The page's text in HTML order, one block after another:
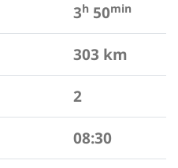
3h 50min
303 km
2
08:30